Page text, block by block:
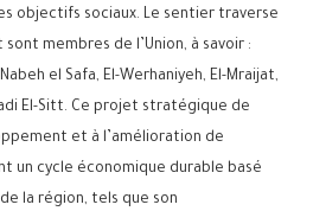
objectifs sociaux. Le sentier traverse
membres de l’Union, à savoir :
el Safa, El-Werhaniyeh, El-Mraijat,
El-Sitt. Ce projet stratégique de
et à l’amélioration de
un cycle économique durable basé
la région, tels que son